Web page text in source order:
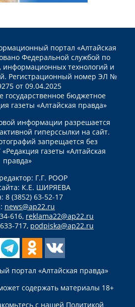
портал «Алтайская
Федеральной службой по
информационных технологий и
Регистрационный номер ЭЛ №
от 09.04.2025
государственное бюджетное
газеты «Алтайская правда»
информации разрешается
гиперссылки на сайт.
запрещается без
газеты «Алтайская
правда»
Г.Г. РООР
К.Е. ШИРЯЕВА
8 (3852) 63-52-17
news@ap22.ru
616, reklama22@ap22.ru
717, podpiska@ap22.ru
портал «Алтайская правда»
содержать материалы 18+
с нашей Политикой